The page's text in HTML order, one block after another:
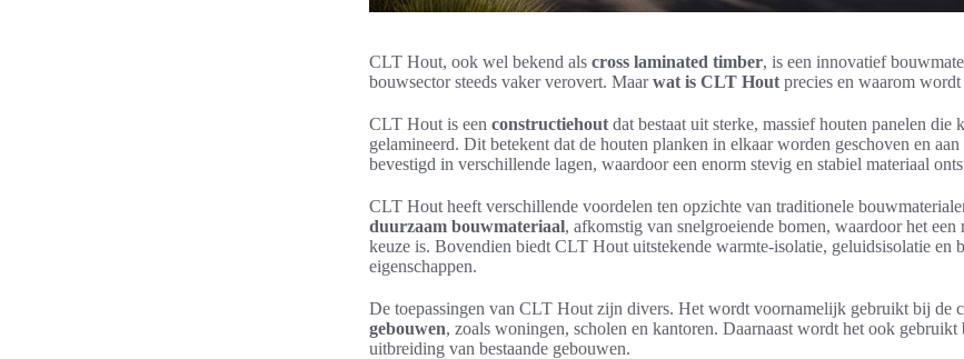
CLT Hout, ook wel bekend als cross laminated timber, is een innovatief
bouwsector steeds vaker verovert. Maarwat is CLT Hout precies en waarom
CLT Hout is een constructiehout dat bestaat uit sterke, massief houten panelen die
gelamineerd. Dit betekent dat de houten planken in elkaar worden geschoven en
bevestigd in verschillende lagen, waardoor een enorm stevig en stabiel materiaal
CLT Hout heeft verschillende voordelen ten opzichte van traditionele
duurzaam bouwmateriaal, afkomstig van snelgroeiende bomen, waardoor het
keuze is. Bovendien biedt CLT Hout uitstekende warmte-isolatie, geluidsisolatie en
eigenschappen.
De toepassingen van CLT Hout zijn divers. Het wordt voornamelijk gebruikt bij de
gebouwen, zoals woningen, scholen en kantoren. Daarnaast wordt het ook gebruikt
uitbreiding van bestaande gebouwen.